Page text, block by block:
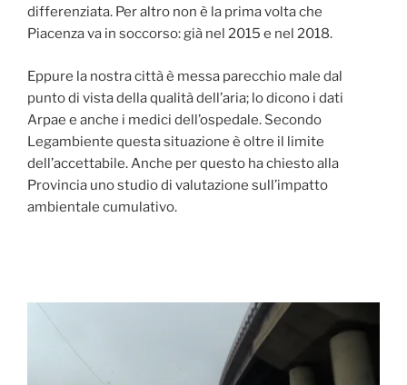
differenziata. Per altro non è la prima volta che
Piacenza va in soccorso: già nel 2015 e nel 2018.
Eppure la nostra città è messa parecchio male dal
punto di vista della qualità dell’aria; lo dicono i dati
Arpae e anche i medici dell’ospedale. Secondo
Legambiente questa situazione è oltre il limite
dell’accettabile. Anche per questo ha chiesto alla
Provincia uno studio di valutazione sull’impatto
ambientale cumulativo.